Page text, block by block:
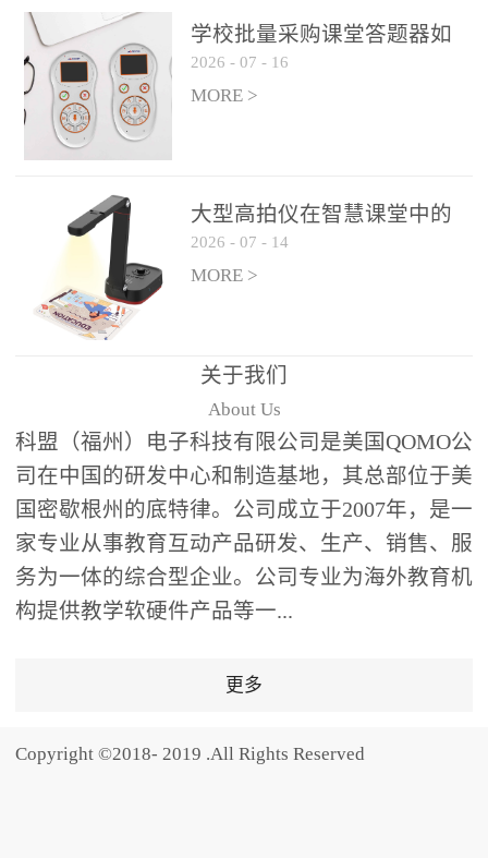
点讲解互动，还是课后即
时反馈，QVote 都能灵活
适配不同教学环节需求，
让教师专注于教学内容本
身，而非技术操作。多元
热情QVote 提供了丰富的
互动功能矩阵，满足不同
学科、不同教学目标的互
动需求：即时答题：支持
单选题、多选题、判断题
等基础题型，学生通过答
题器快速响应，系统实时
统计答题数据并生成可视
化图表，让教师瞬间掌握
学生知识掌握情况。主观
反馈：包含简答题、观点
阐述等开放式互动，鼓励
学生自由表达思考过程，
培养批判性思维与表达能
功能增加课堂趣味性，同
学校批量采购课堂答题器如
何选厂家
2026 - 07 - 16
MORE >
大型高拍仪在智慧课堂中的
实际应用
2026 - 07 - 14
MORE >
关于我们
About Us
科盟（福州）电子科技有限公司是美国QOMO公
司在中国的研发中心和制造基地，其总部位于美
国密歇根州的底特律。公司成立于2007年，是一
家专业从事教育互动产品研发、生产、销售、服
务为一体的综合型企业。公司专业为海外教育机
构提供教学软硬件产品等一...
更多
Copyright ©2018- 2019 .All Rights Reserved